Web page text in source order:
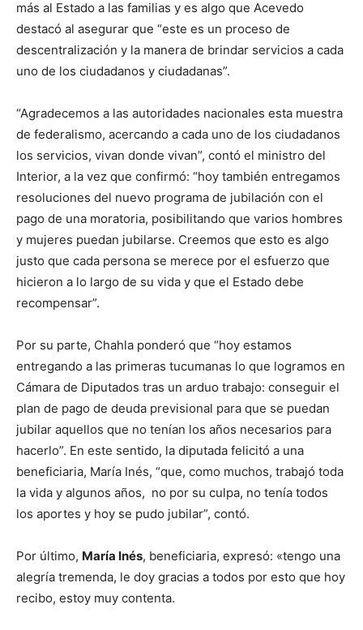
más al Estado a las familias y es algo que Acevedo
destacó al asegurar que “este es un proceso de
descentralización y la manera de brindar servicios a cada
uno de los ciudadanos y ciudadanas”.
“Agradecemos a las autoridades nacionales esta muestra
de federalismo, acercando a cada uno de los ciudadanos
los servicios, vivan donde vivan”, contó el ministro del
Interior, a la vez que confirmó: “hoy también entregamos
resoluciones del nuevo programa de jubilación con el
pago de una moratoria, posibilitando que varios hombres
y mujeres puedan jubilarse. Creemos que esto es algo
justo que cada persona se merece por el esfuerzo que
hicieron a lo largo de su vida y que el Estado debe
recompensar”.
Por su parte, Chahla ponderó que “hoy estamos
entregando a las primeras tucumanas lo que logramos en
Cámara de Diputados tras un arduo trabajo: conseguir el
plan de pago de deuda previsional para que se puedan
jubilar aquellos que no tenían los años necesarios para
hacerlo”. En este sentido, la diputada felicitó a una
beneficiaria, María Inés, “que, como muchos, trabajó toda
la vida y algunos años, no por su culpa, no tenía todos
los aportes y hoy se pudo jubilar”, contó.
Por último, María Inés, beneficiaria, expresó: «tengo una
alegría tremenda, le doy gracias a todos por esto que hoy
recibo, estoy muy contenta.